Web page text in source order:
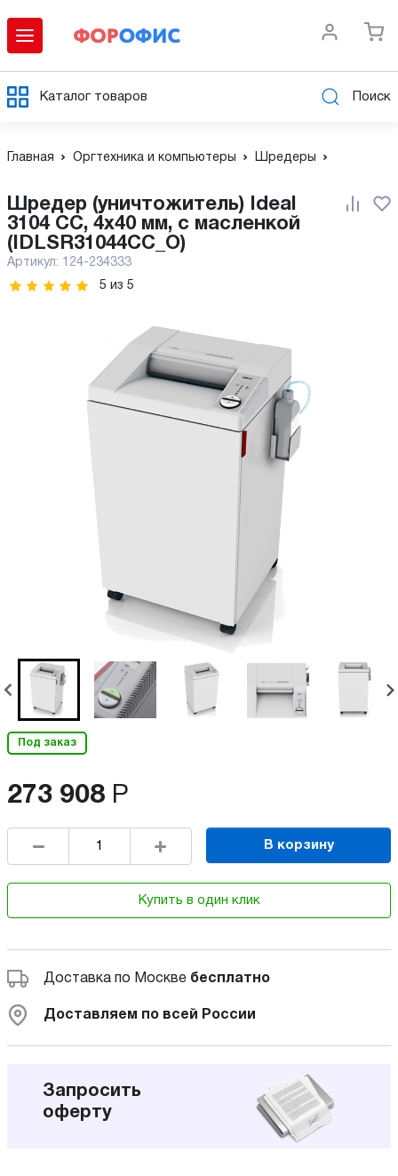
Каталог товаров Поиск
Главная Оргтехника и компьютеры Шредеры
Шредер (уничтожитель) Ideal
3104 CC, 4x40 мм, с масленкой
(IDLSR31044CC_O)
Артикул: 124-234333
5 из 5
Под заказ
273 908 Р
В корзину
Купить в один клик
Доставка по Москве бесплатно
Доставляем по всей России
Запросить
оферту